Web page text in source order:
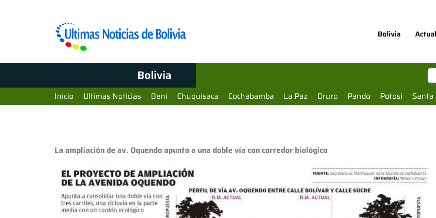
Bolivia
Bolivia
Inicio Ultimas Noticias Beni Chuquisaca Cochabamba La Paz Oruro Pando Potosí Santa
La ampliación de av. Oquendo apunta a una doble vía con corredor biológico